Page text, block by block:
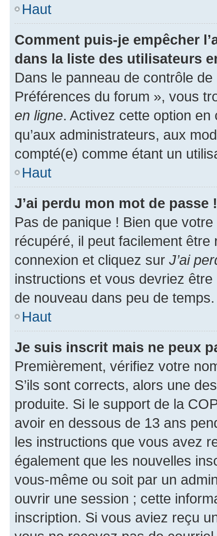
Haut
Comment puis-je empêcher
dans la liste des utilisateurs
Dans le panneau de contrôle
Préférences du forum », vous
en ligne. Activez cette option
qu’aux administrateurs, aux
compté(e) comme étant un
Haut
J’ai perdu mon mot de passe !
Pas de panique ! Bien que
récupéré, il peut facilement
connexion et cliquez sur J’ai
instructions et vous devriez
de nouveau dans peu de temps.
Haut
Je suis inscrit mais ne peux
Premièrement, vérifiez votre
S’ils sont corrects, alors une
produite. Si le support de la
avoir en dessous de 13 ans
les instructions que vous avez
également que les nouvelles
vous-même ou soit par un
ouvrir une session ; cette
inscription. Si vous aviez reçu